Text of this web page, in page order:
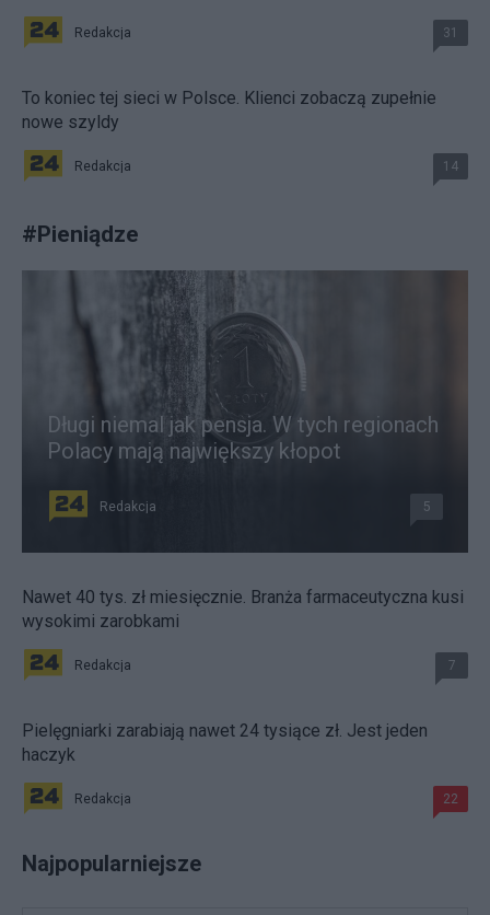
Redakcja 31
To koniec tej sieci w Polsce. Klienci zobaczą zupełnie
nowe szyldy
Redakcja 14
#Pieniądze
Długi niemal jak pensja. W tych regionach
Polacy mają największy kłopot
Redakcja 5
Nawet 40 tys. zł miesięcznie. Branża farmaceutyczna kusi
wysokimi zarobkami
Redakcja 7
Pielęgniarki zarabiają nawet 24 tysiące zł. Jest jeden
haczyk
Redakcja 22
Najpopularniejsze